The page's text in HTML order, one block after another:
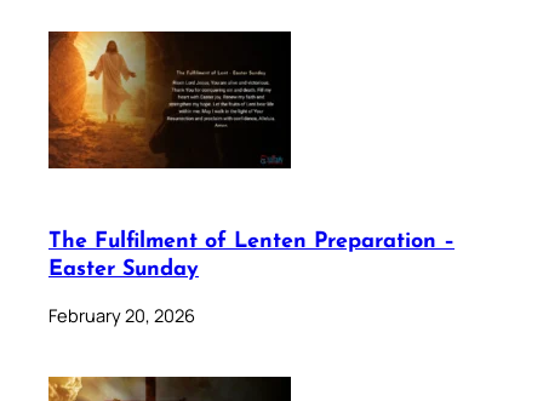
The Fulfilment of Lenten Preparation –
Easter Sunday
February 20, 2026